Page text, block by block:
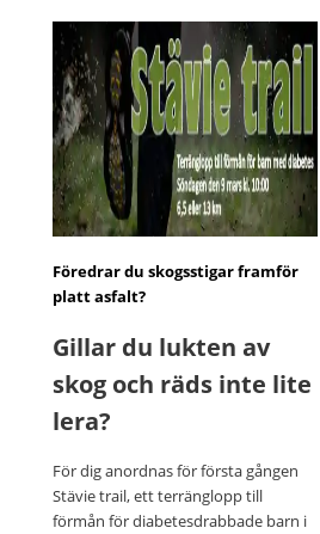
Föredrar du skogsstigar framför
platt asfalt?
Gillar du lukten av
skog och räds inte lite
lera?
För dig anordnas för första gången
Stävie trail, ett terränglopp till
förmån för diabetesdrabbade barn i